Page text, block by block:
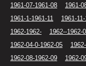
1961-07-1961-08
1961-
1961-1-1961-11
1961-
1962-1962-
1962--1962-
1962-04-0-1962-05
1962-08-1962-09
1962-